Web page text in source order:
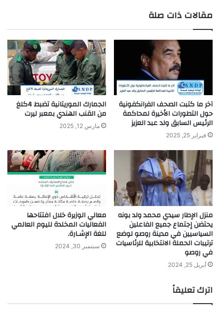
مقالات ذات صلة
آخر ما كتبت الصحف الفرانكفونية
حول التطورات الأخيرة لمحاكمة
الرئيس السابق ولد عبد العزيز
فبراير 25, 2025
الجمارك الموريتانية تضبط 4كلغ
من القنب الهندي بمعبر ليرت
مارس 12, 2025
منزل الإطار سيدي محمد ولد بونه
يحتضن إجتماع جميع الفاعلين
السياسيين في مدينة روصو لوضع
ترتيبات الحملة الانتخابية للرئاسيات
في روصو
أبريل 25, 2024
معالي الوزيرة خلال افتتاحها
الفعاليات المخلدة لليوم العالمي
للغة الإشـارة.
سبتمبر 30, 2024
اترك تعليقاً